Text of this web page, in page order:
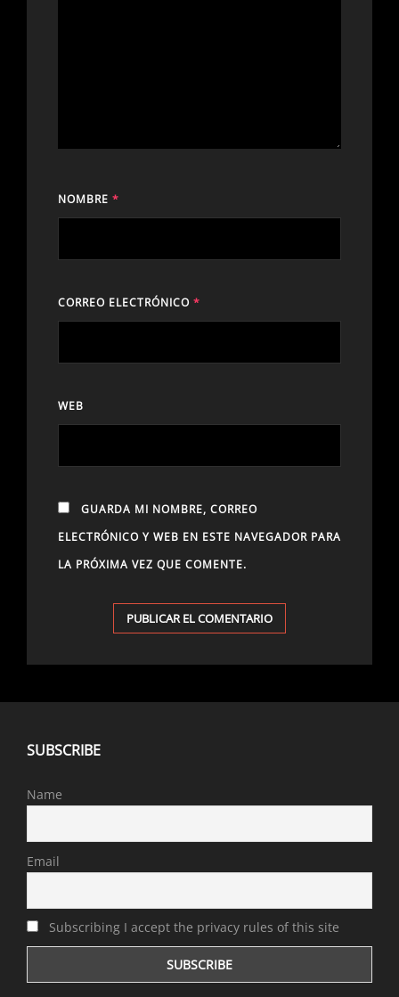
NOMBRE *
CORREO ELECTRÓNICO *
WEB
GUARDA MI NOMBRE, CORREO
ELECTRÓNICO Y WEB EN ESTE NAVEGADOR PARA
LA PRÓXIMA VEZ QUE COMENTE.
SUBSCRIBE
Name
Email
Subscribing I accept the privacy rules of this site